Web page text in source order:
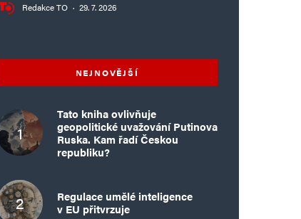
Redakce TO · 29. 7. 2026
NEJNOVĚJŠÍ
Tato kniha ovlivňuje
geopolitické uvažování Putinova
Ruska. Kam řadí Českou
republiku?
Regulace umělé inteligence
v EU přitvrzuje